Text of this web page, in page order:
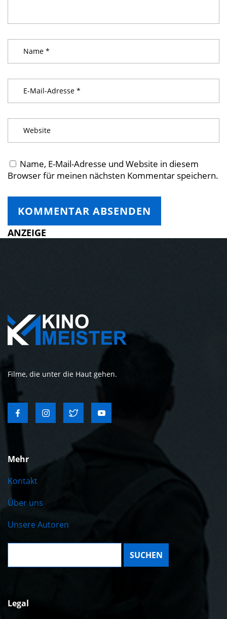
Name, E-Mail-Adresse und Website in diesem
Browser für meinen nächsten Kommentar speichern.
ANZEIGE
Filme, die unter die Haut gehen.
Mehr
Kontakt
Über uns
Unsere Autoren
Suche:
Legal